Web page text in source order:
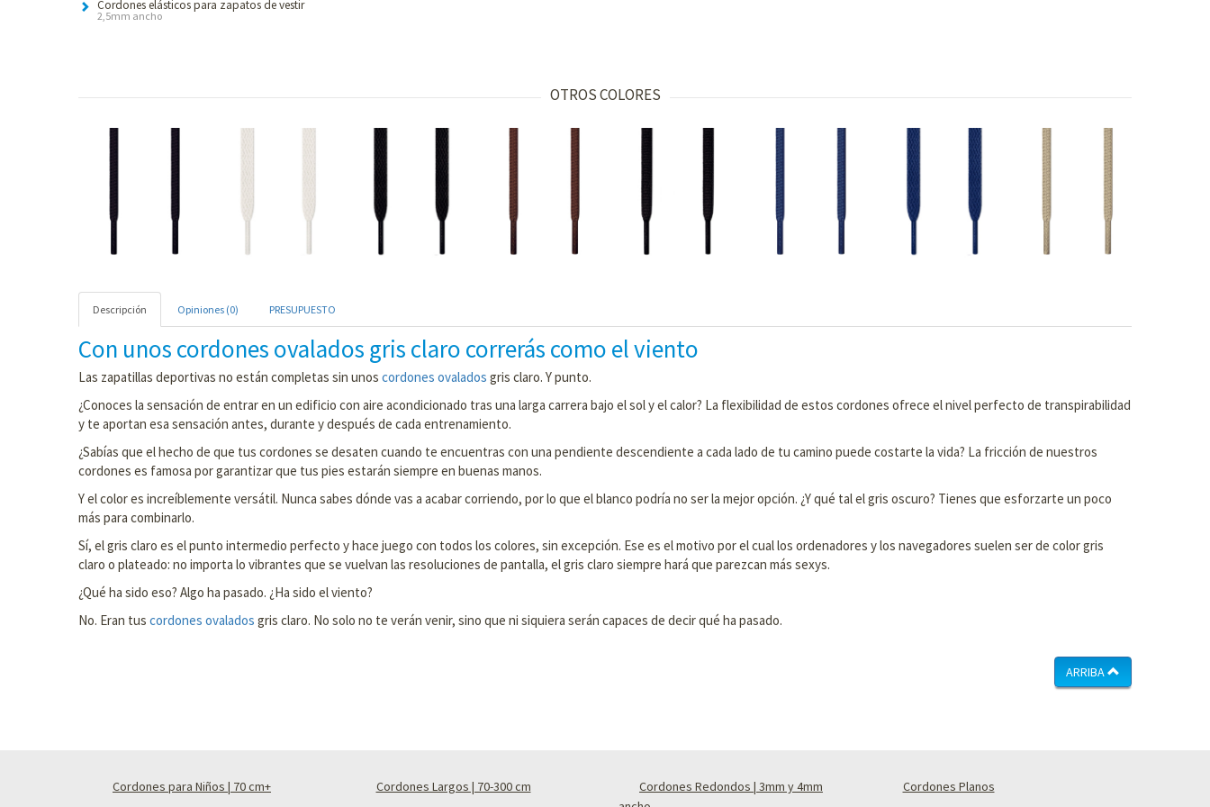
Cordones elásticos para zapatos de vestir
2,5mm ancho
OTROS COLORES
Descripción Opiniones (0) PRESUPUESTO
Con unos cordones ovalados gris claro correrás como el viento
Las zapatillas deportivas no están completas sin unos cordones ovalados gris claro. Y punto.
¿Conoces la sensación de entrar en un edificio con aire acondicionado tras una larga carrera bajo el sol y el calor? La flexibilidad de estos cordones ofrece el nivel perfecto de transpirabilidad
y te aportan esa sensación antes, durante y después de cada entrenamiento.
¿Sabías que el hecho de que tus cordones se desaten cuando te encuentras con una pendiente descendiente a cada lado de tu camino puede costarte la vida? La fricción de nuestros
cordones es famosa por garantizar que tus pies estarán siempre en buenas manos.
Y el color es increíblemente versátil. Nunca sabes dónde vas a acabar corriendo, por lo que el blanco podría no ser la mejor opción. ¿Y qué tal el gris oscuro? Tienes que esforzarte un poco
más para combinarlo.
Sí, el gris claro es el punto intermedio perfecto y hace juego con todos los colores, sin excepción. Ese es el motivo por el cual los ordenadores y los navegadores suelen ser de color gris
claro o plateado: no importa lo vibrantes que se vuelvan las resoluciones de pantalla, el gris claro siempre hará que parezcan más sexys.
¿Qué ha sido eso? Algo ha pasado. ¿Ha sido el viento?
No. Eran tus cordones ovalados gris claro. No solo no te verán venir, sino que ni siquiera serán capaces de decir qué ha pasado.
ARRIBA
Cordones para Niños | 70 cm+ Cordones Largos | 70-300 cm
Cordones Redondos | 3mm y 4mm
Cordones Planos